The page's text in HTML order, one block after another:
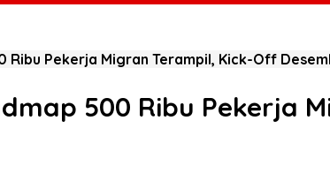
Pekerja Migran Terampil, Kick-Off
500 Ribu Pekerja